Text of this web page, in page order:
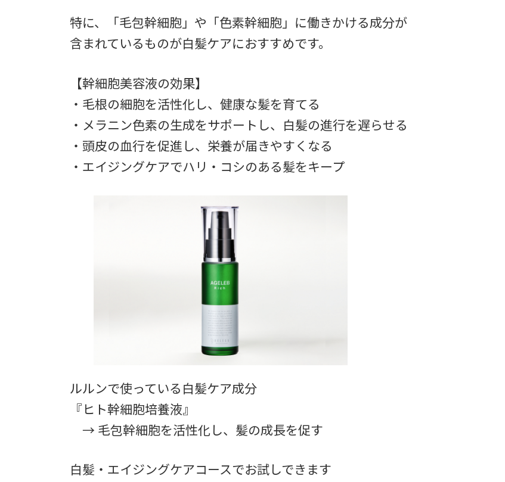
特に、「毛包幹細胞」や「色素幹細胞」に働きかける成分が
含まれているものが白髪ケアにおすすめです。
【幹細胞美容液の効果】
・毛根の細胞を活性化し、健康な髪を育てる
・メラニン色素の生成をサポートし、白髪の進行を遅らせる
・頭皮の血行を促進し、栄養が届きやすくなる
・エイジングケアでハリ・コシのある髪をキープ
ルルンで使っている白髪ケア成分
『ヒト幹細胞培養液』
→ 毛包幹細胞を活性化し、髪の成長を促す
白髪・エイジングケアコースでお試しできます